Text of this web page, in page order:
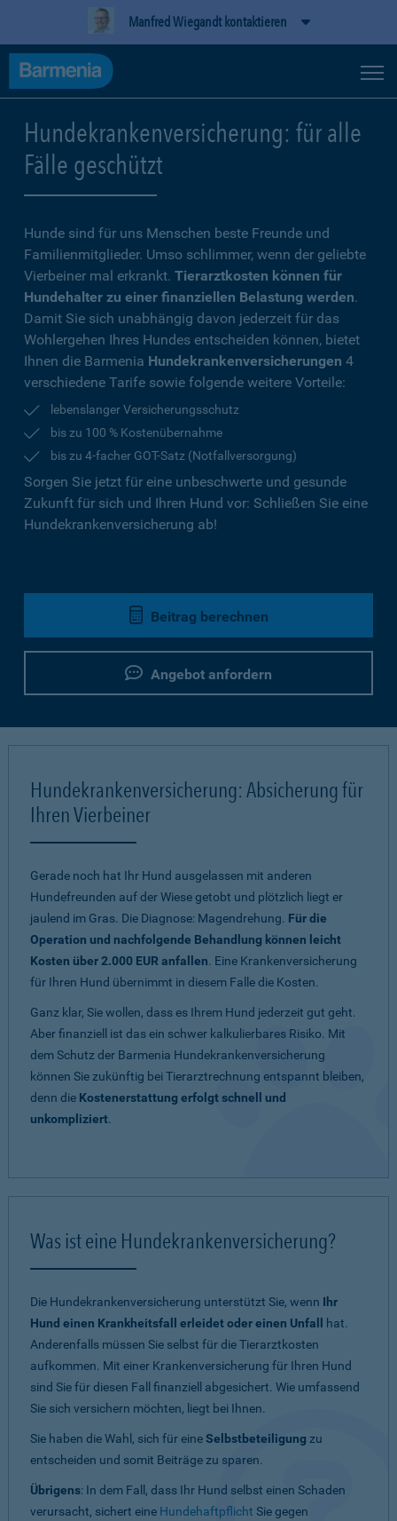
Manfred Wiegandt kontaktieren
Hundekrankenversicherung: für alle
Fälle geschützt
Hunde sind für uns Menschen beste Freunde und
Familienmitglieder. Umso schlimmer, wenn der geliebte
Vierbeiner mal erkrankt. Tierarztkosten können für
Hundehalter zu einer finanziellen Belastung werden.
Damit Sie sich unabhängig davon jederzeit für das
Wohlergehen Ihres Hundes entscheiden können, bietet
Ihnen die Barmenia Hundekrankenversicherungen 4
verschiedene Tarife sowie folgende weitere Vorteile:
lebenslanger Versicherungsschutz
bis zu 100 % Kostenübernahme
bis zu 4-facher GOT-Satz (Notfallversorgung)
Sorgen Sie jetzt für eine unbeschwerte und gesunde
Zukunft für sich und Ihren Hund vor: Schließen Sie eine
Hundekrankenversicherung ab!
Beitrag berechnen
Angebot anfordern
Hundekrankenversicherung: Absicherung für
Ihren Vierbeiner
Gerade noch hat Ihr Hund ausgelassen mit anderen
Hundefreunden auf der Wiese getobt und plötzlich liegt er
jaulend im Gras. Die Diagnose: Magendrehung. Für die
Operation und nachfolgende Behandlung können leicht
Kosten über 2.000 EUR anfallen. Eine Krankenversicherung
für Ihren Hund übernimmt in diesem Falle die Kosten.
Ganz klar, Sie wollen, dass es Ihrem Hund jederzeit gut geht.
Aber finanziell ist das ein schwer kalkulierbares Risiko. Mit
dem Schutz der Barmenia Hundekrankenversicherung
können Sie zukünftig bei Tierarztrechnung entspannt bleiben,
denn die Kostenerstattung erfolgt schnell und
unkompliziert.
Was ist eine Hundekrankenversicherung?
Die Hundekrankenversicherung unterstützt Sie, wenn Ihr
Hund einen Krankheitsfall erleidet oder einen Unfall
hat.
Anderenfalls müssen Sie selbst für die Tierarztkosten
aufkommen. Mit einer Krankenversicherung für Ihren Hund
sind Sie für diesen Fall finanziell abgesichert. Wie umfassend
Sie sich versichern möchten, liegt bei Ihnen.
Sie haben die Wahl, sich für eineSelbstbeteiligung zu
entscheiden und somit Beiträge zu sparen.
Übrigens: In dem Fall, dass Ihr Hund selbst einen Schaden
verursacht, sichert eine Hundehaftpflicht Sie gegen